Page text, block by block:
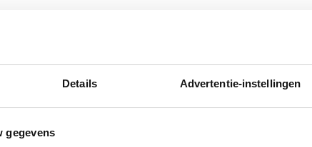
Details Advertentie-instellingen
gegevens
je een gratis digitaal voorbeeld. Zo zie je precies hoe
deze unieke mok? Neem dan contact met ons op - met